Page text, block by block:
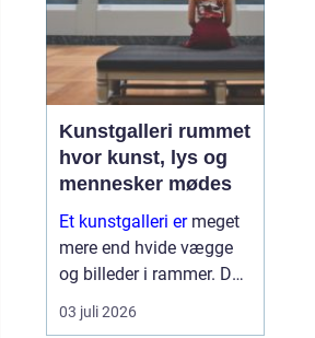
Kunstgalleri rummet
hvor kunst, lys og
mennesker mødes
Et kunstgalleri ermeget
mere end hvide vægge
og billeder i rammer. Det
er et mødested mellem
kunstner og publikum,
03 juli 2026